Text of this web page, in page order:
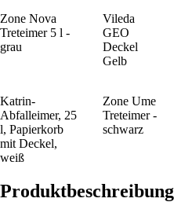
Zone Nova
Treteimer 5 l -
grau
Vileda
GEO
Deckel
Gelb
Katrin-
Abfalleimer, 25
l, Papierkorb
mit Deckel,
weiß
Zone Ume
Treteimer -
schwarz